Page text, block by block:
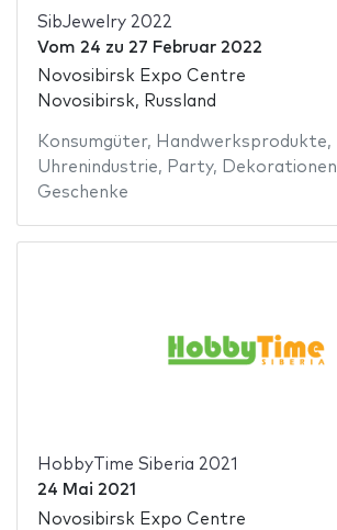
SibJewelry 2022
Vom 24 zu 27 Februar 2022
Novosibirsk Expo Centre
Novosibirsk, Russland
Konsumgüter, Handwerksprodukte,
Uhrenindustrie, Party, Dekorationen
Geschenke
HobbyTime Siberia 2021
24 Mai 2021
Novosibirsk Expo Centre